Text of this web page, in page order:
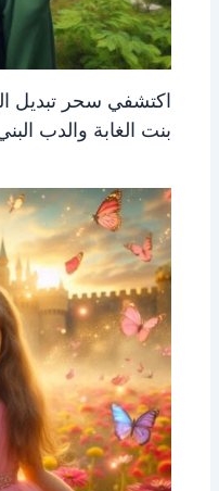
اكتشفي سحر تبديل
بنت الغابة والدب